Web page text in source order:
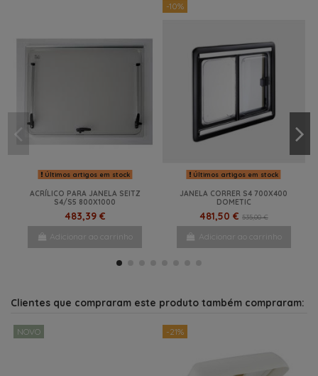
Últimos artigos em stock
ACRÍLICO PARA JANELA SEITZ
S4/S5 800X1000
483,39 €
Adicionar ao carrinho
-10%
Últimos artigos em stock
JANELA CORRER S4 700X400
DOMETIC
481,50 € 535,00 €
Adicionar ao carrinho
Clientes que compraram este produto também compraram:
NOVO -21%